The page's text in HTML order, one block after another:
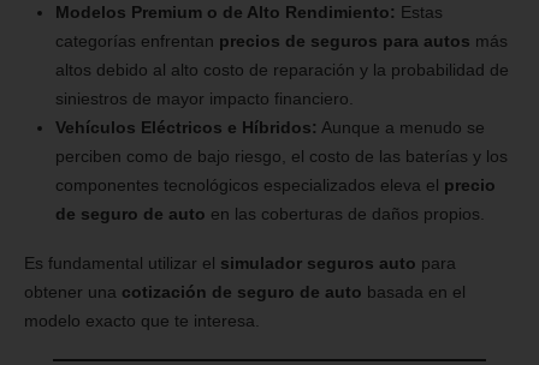
Modelos Premium o de Alto Rendimiento: Estas
categorías enfrentan precios de seguros para autos más
altos debido al alto costo de reparación y la probabilidad de
siniestros de mayor impacto financiero.
Vehículos Eléctricos e Híbridos: Aunque a menudo se
perciben como de bajo riesgo, el costo de las baterías y los
componentes tecnológicos especializados eleva el precio
de seguro de auto en las coberturas de daños propios.
Es fundamental utilizar el simulador seguros auto para
obtener una cotización de seguro de auto basada en el
modelo exacto que te interesa.